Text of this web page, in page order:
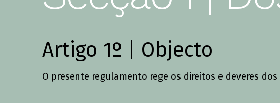
Cartas ao Pai Natal
Artigo 1º | Objecto
O presente regulamento rege os direitos e deveres dos